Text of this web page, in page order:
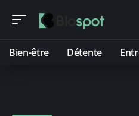
Bien-être Détente